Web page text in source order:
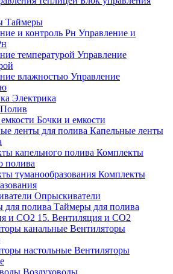
Таймеры
Управление и
Управление
Управление
Электрика
Бочки и емкости
Капельные ленты
Комплекты
полива
Комплекты
Опрыскиватели
Таймеры для полива
15. Вентиляция и CO2
Вентиляторы
Вентиляторы
Воздуховоды